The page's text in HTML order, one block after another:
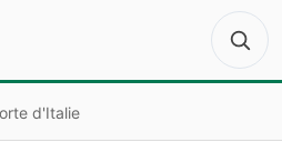
d'Italie